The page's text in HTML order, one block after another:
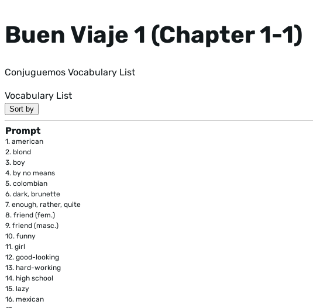
Buen Viaje 1 (Chapter 1-1)
Conjuguemos Vocabulary List
Vocabulary List
Sort by
Prompt
1. american
2. blond
3. boy
4. by no means
5. colombian
6. dark, brunette
7. enough, rather, quite
8. friend (fem.)
9. friend (masc.)
10. funny
11. girl
12. good-looking
13. hard-working
14. high school
15. lazy
16. mexican